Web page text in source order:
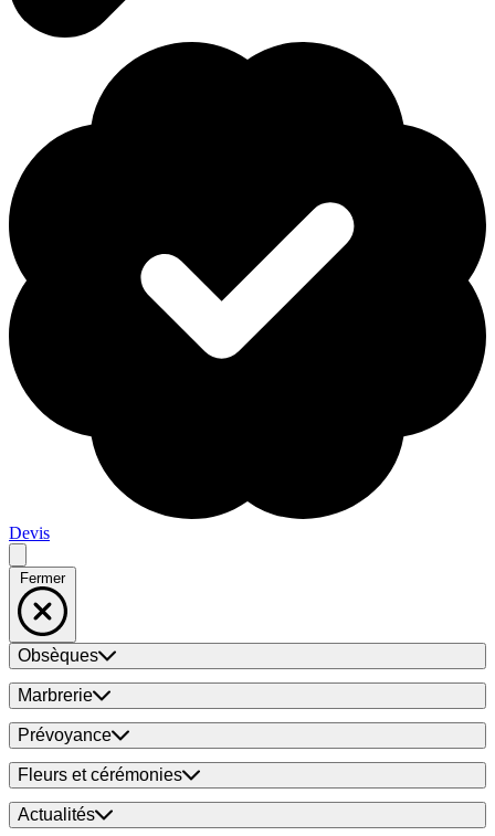
Devis
Fermer
Obsèques
Marbrerie
Prévoyance
Fleurs et cérémonies
Actualités